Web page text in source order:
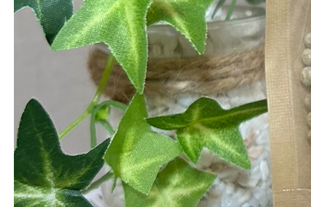
アーカイブ
最近の記事
カンボジアのJATIC(ジャティック)さん